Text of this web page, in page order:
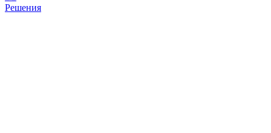
Решения